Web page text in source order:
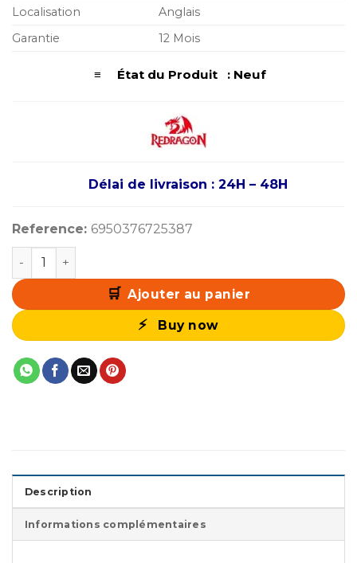
Localisation
Anglais
Garantie
12 Mois
≡ État du Produit : Neuf
Délai de livraison : 24H – 48H
Reference: 6950376725387
quantité de Redragon K688 Pro Wireless Mechanical
Ajouter au panier
Buy now
Description
Informations complémentaires